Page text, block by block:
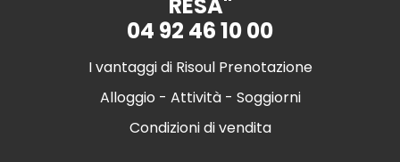
04 92 46 10 00
I vantaggi di Risoul Prenotazione
Alloggio - Attività - Soggiorni
Condizioni di vendita